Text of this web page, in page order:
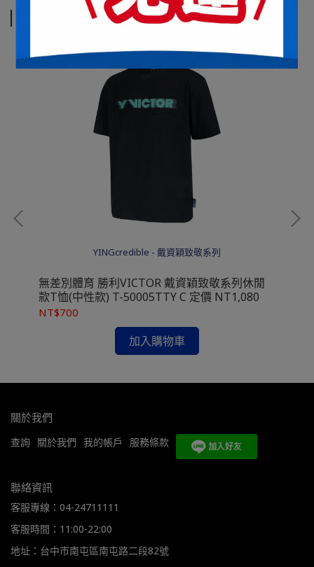
YINGcredible - 戴資穎致敬系列
無差別體育 勝利VICTOR 戴資穎致敬系列休閒
款T恤(中性款) T-50005TTY C 定價 NT1,080
NT$700
加入購物車
關於我們
查詢 關於我們 我的帳戶 服務條款
聯絡資訊
客服專線：04-24711111
客服時間：11:00-22:00
地址：台中市南屯區南屯路二段82號